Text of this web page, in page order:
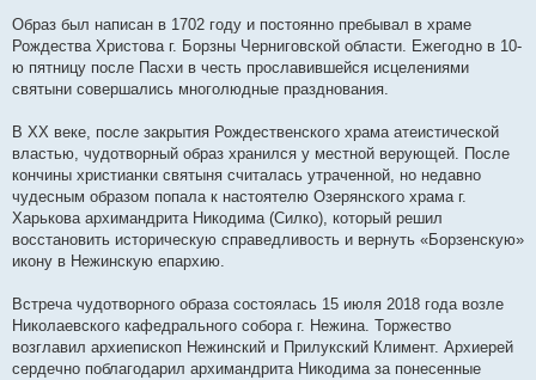
Образ был написан в 1702 году и постоянно пребывал в храме
Рождества Христова г. Борзны Черниговской области. Ежегодно в 10-
ю пятницу после Пасхи в честь прославившейся исцелениями
святыни совершались многолюдные празднования.
В ХХ веке, после закрытия Рождественского храма атеистической
властью, чудотворный образ хранился у местной верующей. После
кончины христианки святыня считалась утраченной, но недавно
чудесным образом попала к настоятелю Озерянского храма г.
Харькова архимандрита Никодима (Силко), который решил
восстановить историческую справедливость и вернуть «Борзенскую»
икону в Нежинскую епархию.
Встреча чудотворного образа состоялась 15 июля 2018 года возле
Николаевского кафедрального собора г. Нежина. Торжество
возглавил архиепископ Нежинский и Прилукский Климент. Архиерей
сердечно поблагодарил архимандрита Никодима за понесенные